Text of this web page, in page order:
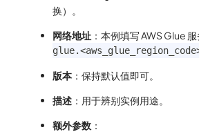
换）。
网络地址 ：本例填写 AWS Glue 服
版本 ：保持默认值即可。
描述 ：用于辨别实例用途。
额外参数 ：